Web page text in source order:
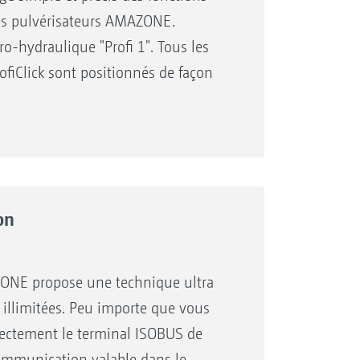
:
de la rampe
(alternative au repliage par
pulvérisateurs AMAZONE.
hydraulique "Profi 1". Tous les
sont positionnés de façon
du pulvérisateur peuvent
+
des fonctions
tracteur, un distributeur
propose une technique ultra
Peu importe que vous
le terminal ISOBUS de